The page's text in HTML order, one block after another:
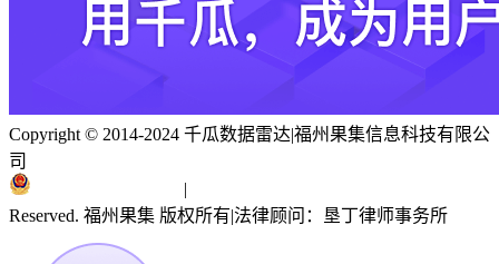
Copyright © 2014-2024 千瓜数据雷达|福州果集信息科技有限公
司
|
Reserved. 福州果集 版权所有|法律顾问：垦丁律师事务所